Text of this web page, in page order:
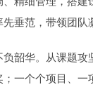
垂范，带领团
韶华。从课题
一个个项目、